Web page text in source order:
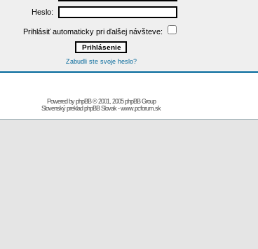
Heslo:
Prihlásiť automaticky pri ďalšej návšteve:
Zabudli ste svoje heslo?
Powered byphpBB© 2001, 2005 phpBB Group
Slovenský preklad phpBB Slovak-www.pcforum.sk